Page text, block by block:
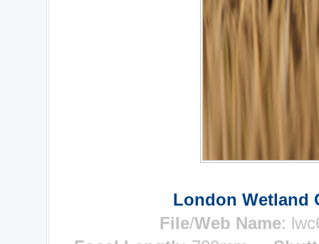
London Wetland
File/Web Name: